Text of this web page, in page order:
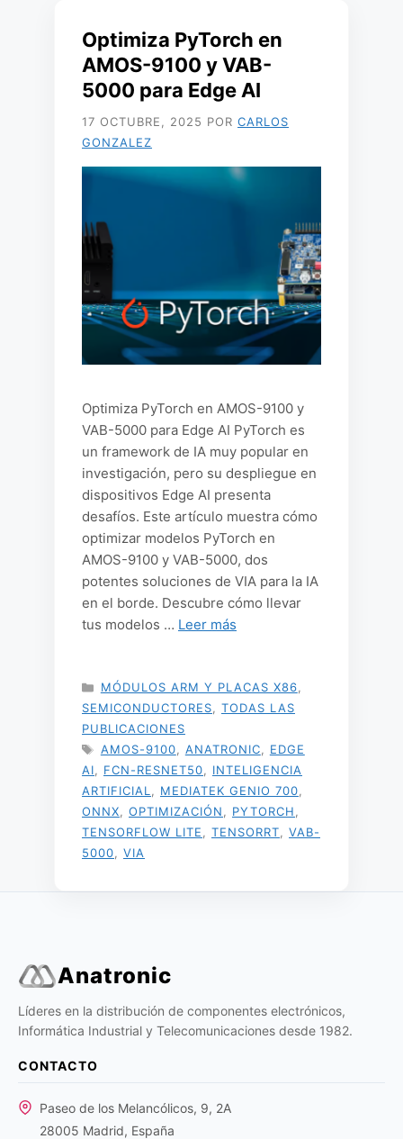
Optimiza PyTorch en
AMOS-9100 y VAB-
5000 para Edge AI
17 OCTUBRE, 2025 POR CARLOS
GONZALEZ
Optimiza PyTorch en AMOS-9100 y
VAB-5000 para Edge AI PyTorch es
un framework de IA muy popular en
investigación, pero su despliegue en
dispositivos Edge AI presenta
desafíos. Este artículo muestra cómo
optimizar modelos PyTorch en
AMOS-9100 y VAB-5000, dos
potentes soluciones de VIA para la IA
en el borde. Descubre cómo llevar
tus modelos … Leer más
CATEGORÍAS
MÓDULOS ARM Y PLACAS X86
SEMICONDUCTORES
TODAS LAS
PUBLICACIONES
ETIQUETAS
AMOS-9100 ANATRONIC
EDGE
AI
FCN-RESNET50
INTELIGENCIA
ARTIFICIAL
MEDIATEK GENIO 700
ONNX
OPTIMIZACIÓN PYTORCH
TENSORFLOW LITE
TENSORRT
VAB-
5000
VIA
Anatronic
Líderes en la distribución de componentes electrónicos,
Informática Industrial y Telecomunicaciones desde 1982.
CONTACTO
Paseo de los Melancólicos, 9, 2A
28005 Madrid, España